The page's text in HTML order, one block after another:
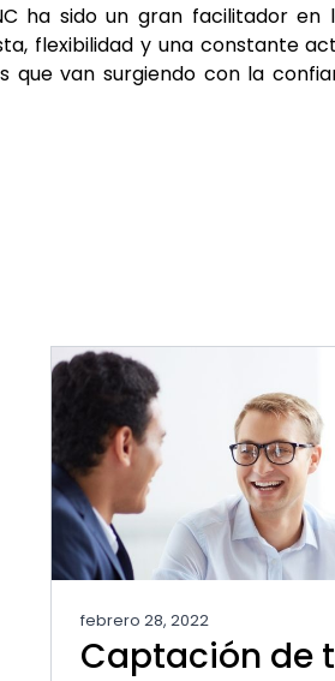
ha sido un gran facilitador
flexibilidad y una constante
van surgiendo con la
febrero 28, 2022
Captación de